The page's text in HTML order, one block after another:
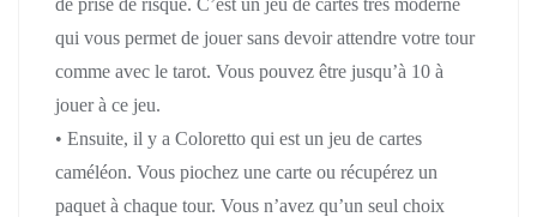
qui vous permet de jouer sans devoir attendre votre tour
comme avec le tarot. Vous pouvez être jusqu’à 10 à
jouer à ce jeu.
• Ensuite, il y a Coloretto qui est un jeu de cartes
caméléon. Vous piochez une carte ou récupérez un
paquet à chaque tour. Vous n’avez qu’un seul choix